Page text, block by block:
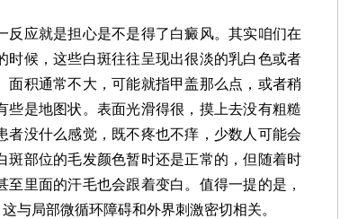
应就是担心是不是得了白癜风。其实咱们在
时候，这些白斑往往呈现出很淡的乳白色或者
积通常不大，可能就指甲盖那么点，或者稍
是地图状。表面光滑得很，摸上去没有粗糙
没什么感觉，既不疼也不痒，少数人可能会
部位的毛发颜色暂时还是正常的，但随着时
里面的汗毛也会跟着变白。值得一提的是，
与局部微循环障碍和外界刺激密切相关。